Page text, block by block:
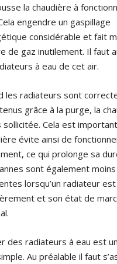
la chaudière à
engendre un gaspillage
considérable et fait
de gaz inutilement. Il faut
à eau de cet air.
les radiateurs sont
grâce à la purge, la
sollicitée. Cela est
évite ainsi de
ce qui prolonge sa
sont également moins
lorsqu’un radiateur
et son état de
des radiateurs à eau est
Au préalable il faut